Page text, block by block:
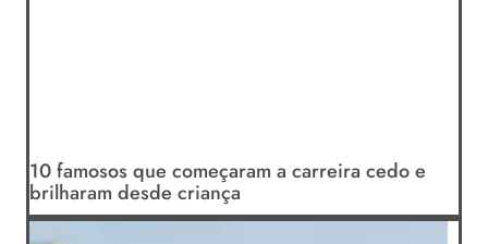
10 famosos que começaram a carreira cedo e
brilharam desde criança